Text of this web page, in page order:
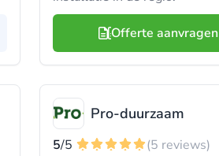
Offerte aanvragen
Pro-duurzaam
5/5
(5 reviews)